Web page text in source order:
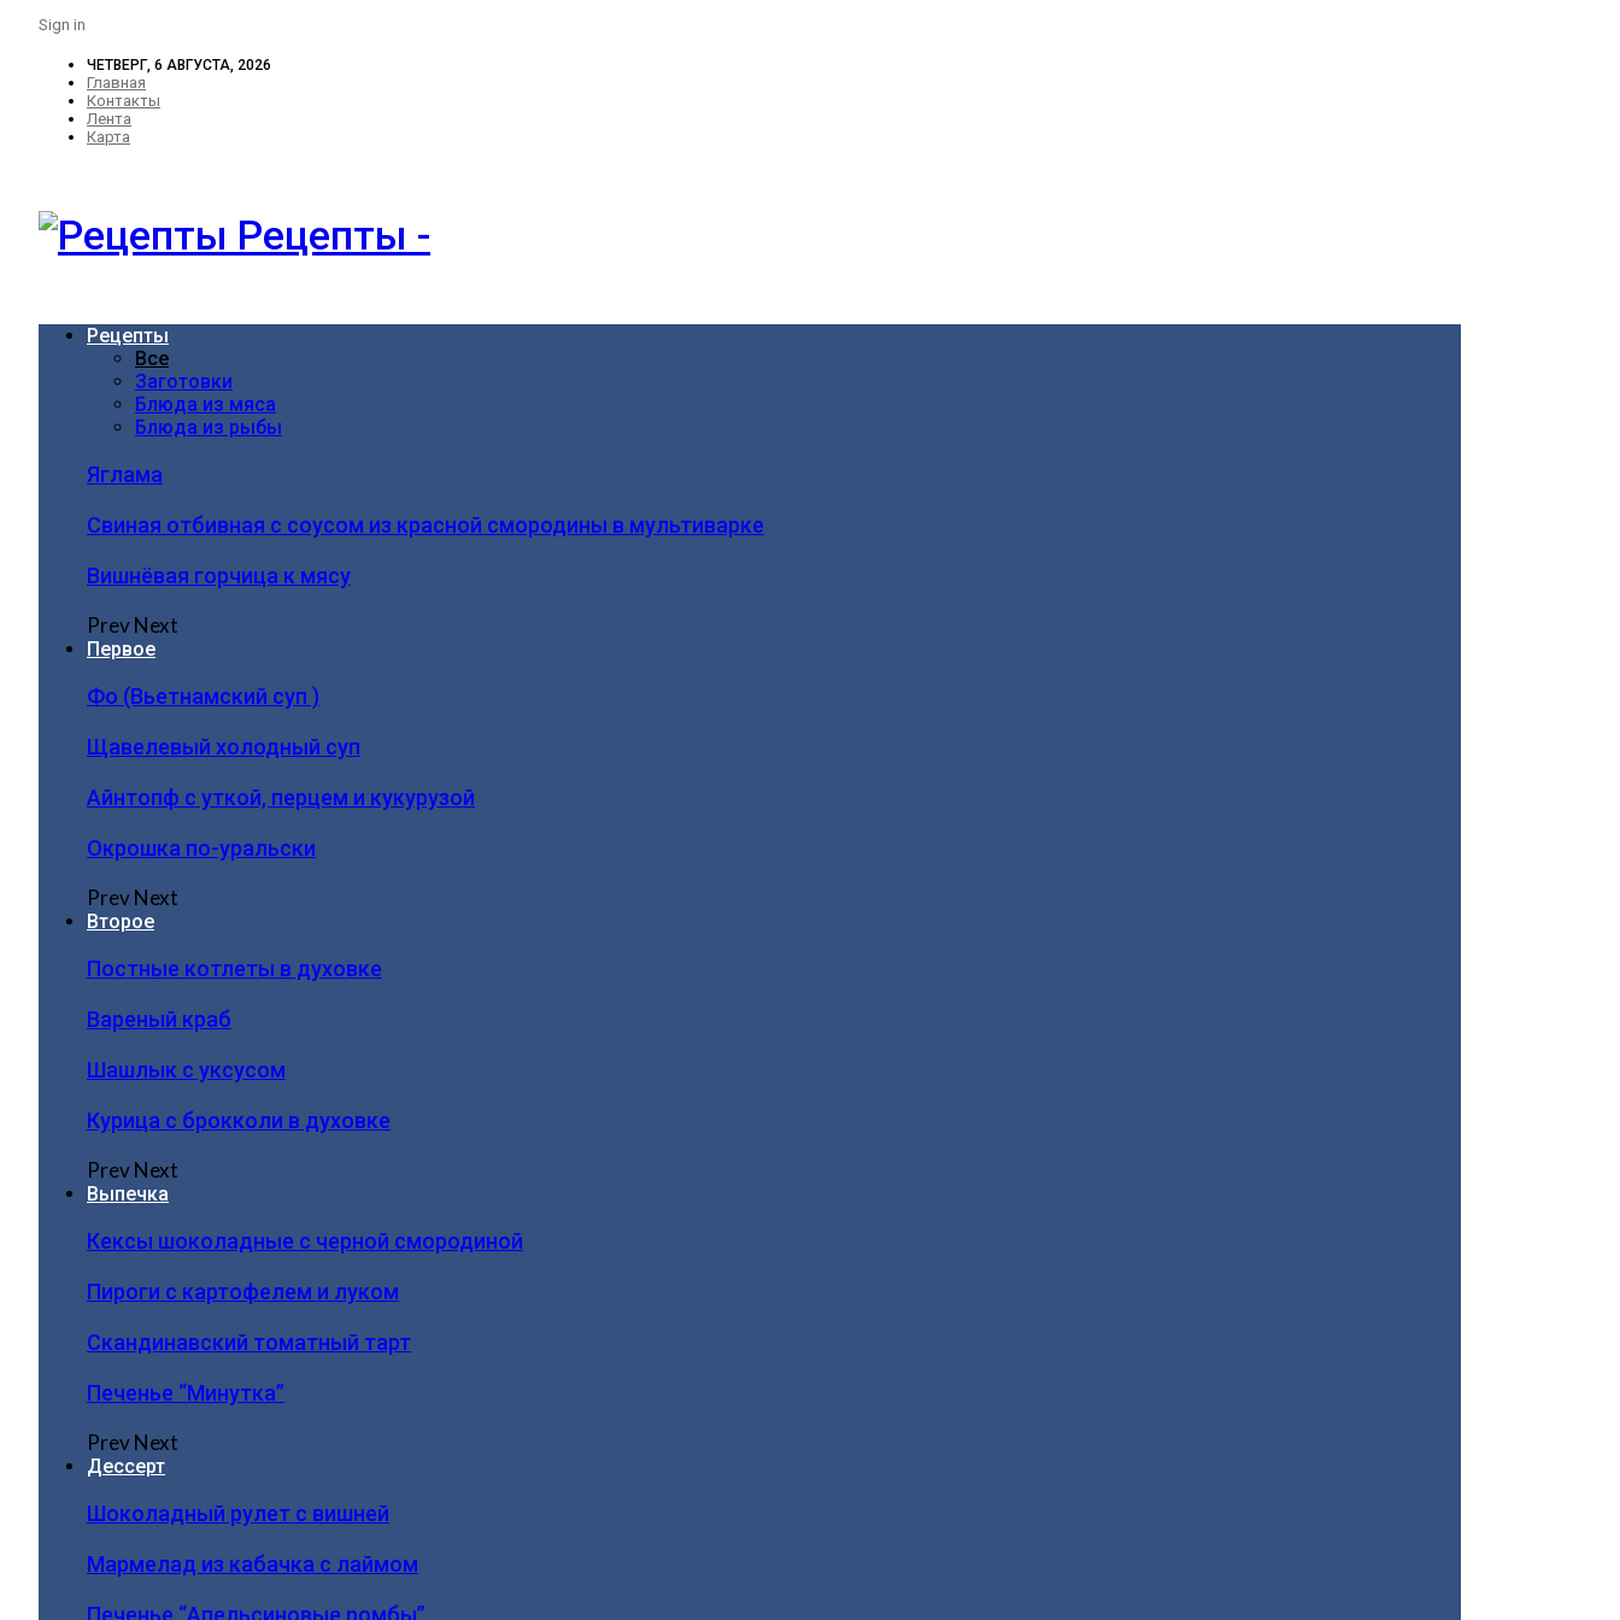
Sign in
ЧЕТВЕРГ, 6 АВГУСТА, 2026
Главная
Контакты
Лента
Карта
Рецепты -
Рецепты
Все
Заготовки
Блюда из мяса
Блюда из рыбы
Яглама
Свиная отбивная с соусом из красной смородины в мультиварке
Вишнёвая горчица к мясу
PrevNext
Первое
Фо (Вьетнамский суп )
Щавелевый холодный суп
Айнтопф с уткой, перцем и кукурузой
Окрошка по-уральски
PrevNext
Второе
Постные котлеты в духовке
Вареный краб
Шашлык с уксусом
Курица с брокколи в духовке
PrevNext
Выпечка
Кексы шоколадные с черной смородиной
Пироги c картофелем и луком
Скандинавский томатный тарт
Печенье “Минутка”
PrevNext
Дессерт
Шоколадный рулет с вишней
Мармелад из кабачка с лаймом
Печенье “Апельсиновые ромбы”